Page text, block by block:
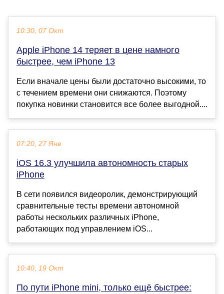
10:30, 07 Окт
Apple iPhone 14 теряет в цене намного
быстрее, чем iPhone 13
Если вначале цены были достаточно высокими, то
с течением времени они снижаются. Поэтому
покупка новинки становится все более выгодной....
07:20, 27 Янв
iOS 16.3 улучшила автономность старых
iPhone
В сети появился видеоролик, демонстрирующий
сравнительные тесты времени автономной
работы нескольких различных iPhone,
работающих под управлением iOS...
10:40, 19 Окт
По пути iPhone mini, только ещё быстрее: